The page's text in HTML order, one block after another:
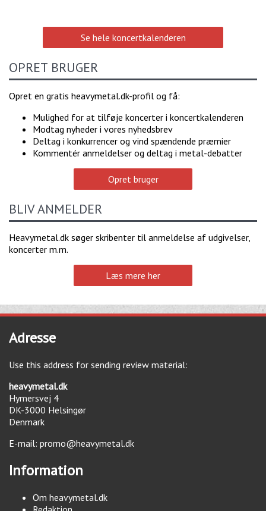
Se hele koncertkalenderen
OPRET BRUGER
Opret en gratis heavymetal.dk-profil og få:
Mulighed for at tilføje koncerter i koncertkalenderen
Modtag nyheder i vores nyhedsbrev
Deltag i konkurrencer og vind spændende præmier
Kommentér anmeldelser og deltag i metal-debatter
Opret bruger
BLIV ANMELDER
Heavymetal.dk søger skribenter til anmeldelse af udgivelser,
koncerter m.m.
Læs mere her
Adresse
Use this address for sending review material:
heavymetal.dk
Hymersvej 4
DK-3000 Helsingør
Denmark
E-mail: promo@heavymetal.dk
Information
Om heavymetal.dk